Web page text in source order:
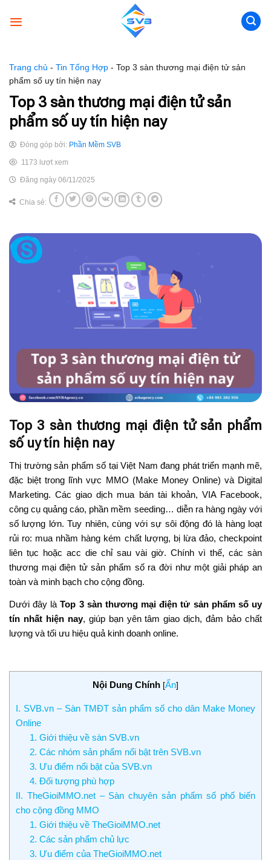
Trang chủ - Tin Tổng Hợp - Top 3 sàn thương mại điện tử sản
phẩm số uy tín hiện nay
Top 3 sàn thương mại điện tử sản
phẩm số uy tín hiện nay
Đóng góp bởi: Phần Mềm SVB
1173 lượt xem
Đăng ngày 06/11/2025
Chia sẻ:
Top 3 sàn thương mại điện tử sản phẩm
số uy tín hiện nay
Thị trường sản phẩm số tại Việt Nam đang phát triển mạnh mẽ,
đặc biệt trong lĩnh vực MMO (Make Money Online) và Digital
Marketing. Các giao dịch mua bán tài khoản, VIA Facebook,
công cụ quảng cáo, phần mềm seeding… diễn ra hàng ngày với
số lượng lớn. Tuy nhiên, cùng với sự sôi động đó là hàng loạt
rủi ro: mua nhầm hàng kém chất lượng, bị lừa đảo, checkpoint
liên tục hoặc acc die chỉ sau vài giờ. Chính vì thế, các sàn
thương mại điện tử sản phẩm số ra đời như một giải pháp an
toàn và minh bạch cho cộng đồng.
Dưới đây làTop 3 sàn thương mại điện tử sản phẩm số uy
tín nhất hiện nay, giúp bạn yên tâm giao dịch, đảm bảo chất
lượng và tối ưu hiệu quả kinh doanh online.
Nội Dung Chính [Ẩn]
I. SVB.vn – Sàn TMĐT sản phẩm số cho dân Make Money
Online
1. Giới thiệu về sàn SVB.vn
2. Các nhóm sản phẩm nổi bật trên SVB.vn
3. Ưu điểm nổi bật của SVB.vn
4. Đối tượng phù hợp
II. TheGioiMMO.net – Sàn chuyên sản phẩm số phổ biến
cho cộng đồng MMO
1. Giới thiệu về TheGioiMMO.net
2. Các sản phẩm chủ lực
3. Ưu điểm của TheGioiMMO.net